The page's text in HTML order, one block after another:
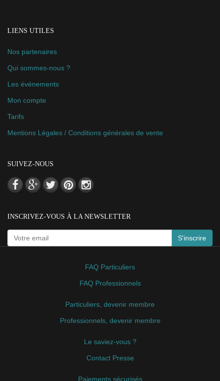
LIENS UTILES
Nos partenaires
Qui sommes-nous ?
Les événements
Mon compte
Tarifs
Mentions Légales / Conditions générales de vente
SUIVEZ-NOUS
INSCRIVEZ-VOUS À LA NEWSLETTER
S'inscrire
FAQ Particuliers
FAQ Professionnels
Particuliers, devenir membre
Professionnels, devenir membre
Le saviez-vous ?
Contact Presse
Paiements sécurisés